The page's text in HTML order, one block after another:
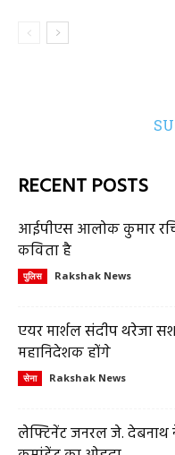
RECENT POSTS
आईपीएस आलोक कुमार
कविता है
पुलिस Rakshak News
एयर मार्शल संदीप थरेजा
महानिदेशक होंगे
सेना Rakshak News
लेफ्टिनेंट जनरल जे.